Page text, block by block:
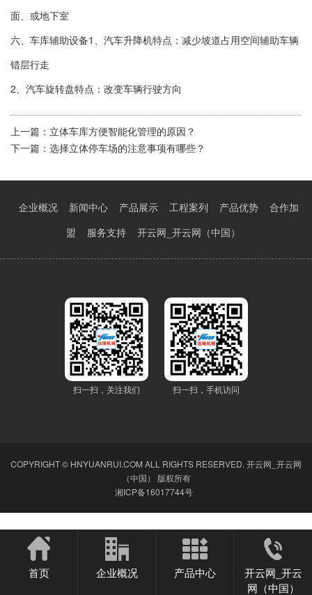
面、或地下室
六、车库辅助设备1、汽车升降机特点：减少坡道占用空间辅助车辆
错层行走
2、汽车旋转盘特点：改变车辆行驶方向
上一篇： 立体车库方便智能化管理的原因？
下一篇： 选择立体停车场的注意事项有哪些？
企业概况 新闻中心 产品展示 工程案列 产品优势
合作加
盟
服务支持 开云网_开云网（中国）
扫一扫，关注我们 扫一扫，手机访问
COPYRIGHT © HNYUANRUI.COM ALL RIGHTS RESERVED. 开云网_开云网
（中国）
版权所有
湘ICP备16017744号
首页 企业概况 产品中心
开云网_开云
网（中国）
心博网页版在线登录_心博（中国）| 开云网 |心博在线客服|开云手机网页
版登录入口|开云电子（中国）官方网站_开云电子（中国）官方网站 |开云网页版